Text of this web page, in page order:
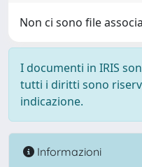
Non ci sono file
I documenti in IRIS
tutti i diritti sono
indicazione.
Informazioni